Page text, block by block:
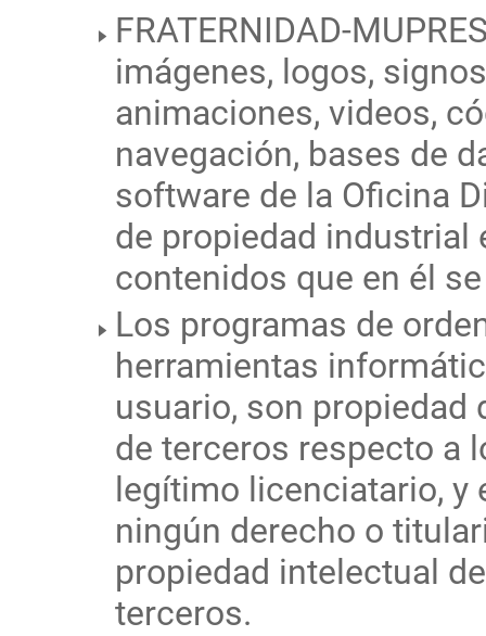
FRATERNIDAD-
imágenes, logos,
animaciones, videos,
navegación, bases de
software de la Oficina
de propiedad
contenidos que en él
Los programas de
herramientas
usuario, son propiedad
de terceros respecto a
legítimo licenciatario, y
ningún derecho o
propiedad intelectual de
terceros.